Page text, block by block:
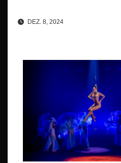
DEZ. 8, 2024